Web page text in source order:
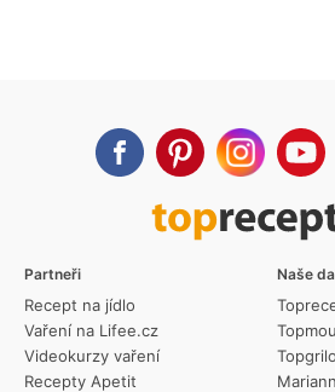
Partneři
Recept na jídlo
Vaření na Lifee.cz
Videokurzy vaření
Recepty Apetit
Naše